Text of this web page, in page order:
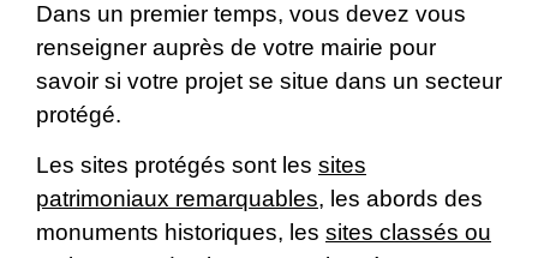
Dans un premier temps, vous devez vous
renseigner auprès de votre mairie pour
savoir si votre projet se situe dans un secteur
protégé.
Les sites protégés sont les sites
patrimoniaux remarquables, les abords des
monuments historiques, les sites classés ou